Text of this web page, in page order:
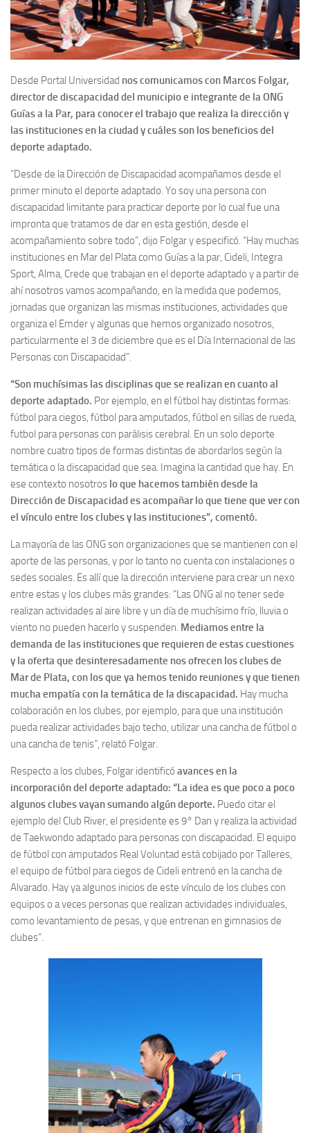
Desde Portal Universidad nos comunicamos con Marcos Folgar,
director de discapacidad del municipio e integrante de la ONG
Guías a la Par, para conocer el trabajo que realiza la dirección y
las instituciones en la ciudad y cuáles son los beneficios del
deporte adaptado.
“Desde de la Dirección de Discapacidad acompañamos desde el
primer minuto el deporte adaptado. Yo soy una persona con
discapacidad limitante para practicar deporte por lo cual fue una
impronta que tratamos de dar en esta gestión, desde el
acompañamiento sobre todo”, dijo Folgar y especificó. “Hay muchas
instituciones en Mar del Plata como Guías a la par, Cideli, Integra
Sport, Alma, Crede que trabajan en el deporte adaptado y a partir de
ahí nosotros vamos acompañando, en la medida que podemos,
jornadas que organizan las mismas instituciones, actividades que
organiza el Emder y algunas que hemos organizado nosotros,
particularmente el 3 de diciembre que es el Día Internacional de las
Personas con Discapacidad”.
“Son muchísimas las disciplinas que se realizan en cuanto al
deporte adaptado. Por ejemplo, en el fútbol hay distintas formas:
fútbol para ciegos, fútbol para amputados, fútbol en sillas de rueda,
futbol para personas con parálisis cerebral. En un solo deporte
nombre cuatro tipos de formas distintas de abordarlos según la
temática o la discapacidad que sea. Imagina la cantidad que hay. En
ese contexto nosotros lo que hacemos también desde la
Dirección de Discapacidad es acompañar lo que tiene que ver con
el vínculo entre los clubes y las instituciones”, comentó.
La mayoría de las ONG son organizaciones que se mantienen con el
aporte de las personas, y por lo tanto no cuenta con instalaciones o
sedes sociales. Es allí que la dirección interviene para crear un nexo
entre estas y los clubes más grandes: “Las ONG al no tener sede
realizan actividades al aire libre y un día de muchísimo frío, lluvia o
viento no pueden hacerlo y suspenden. Mediamos entre la
demanda de las instituciones que requieren de estas cuestiones
y la oferta que desinteresadamente nos ofrecen los clubes de
Mar de Plata, con los que ya hemos tenido reuniones y que tienen
mucha empatía con la temática de la discapacidad. Hay mucha
colaboración en los clubes, por ejemplo, para que una institución
pueda realizar actividades bajo techo, utilizar una cancha de fútbol o
una cancha de tenis”, relató Folgar.
Respecto a los clubes, Folgar identificó avances en la
incorporación del deporte adaptado: “La idea es que poco a poco
algunos clubes vayan sumando algún deporte. Puedo citar el
ejemplo del Club River, el presidente es 9° Dan y realiza la actividad
de Taekwondo adaptado para personas con discapacidad. El equipo
de fútbol con amputados Real Voluntad está cobijado por Talleres,
el equipo de fútbol para ciegos de Cideli entrenó en la cancha de
Alvarado. Hay ya algunos inicios de este vínculo de los clubes con
equipos o a veces personas que realizan actividades individuales,
como levantamiento de pesas, y que entrenan en gimnasios de
clubes”.